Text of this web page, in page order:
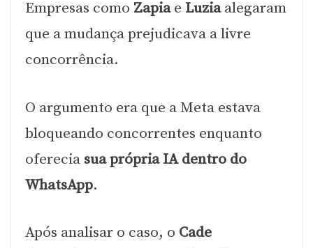
Empresas como Zapiae Luziaalegaram
que a mudança prejudicava a livre
concorrência.
O argumento era que a Meta estava
bloqueando concorrentes enquanto
oferecia sua própria IA dentro do
WhatsApp.
Após analisar o caso, o Cade